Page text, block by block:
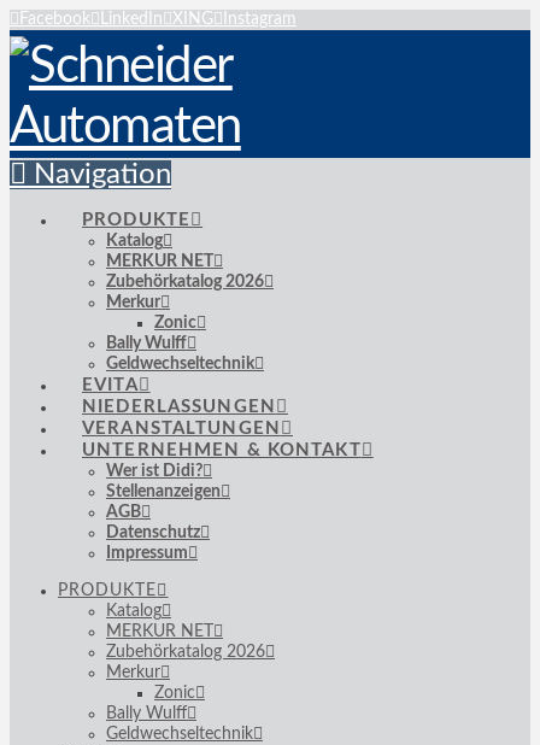
Facebook LinkedIn XING Instagram
Navigation
PRODUKTE
Katalog
MERKUR NET
Zubehörkatalog 2026
Merkur
Zonic
Bally Wulff
Geldwechseltechnik
EVITA
NIEDERLASSUNGEN
VERANSTALTUNGEN
UNTERNEHMEN & KONTAKT
Wer ist Didi?
Stellenanzeigen
AGB
Datenschutz
Impressum
PRODUKTE
Katalog
MERKUR NET
Zubehörkatalog 2026
Merkur
Zonic
Bally Wulff
Geldwechseltechnik